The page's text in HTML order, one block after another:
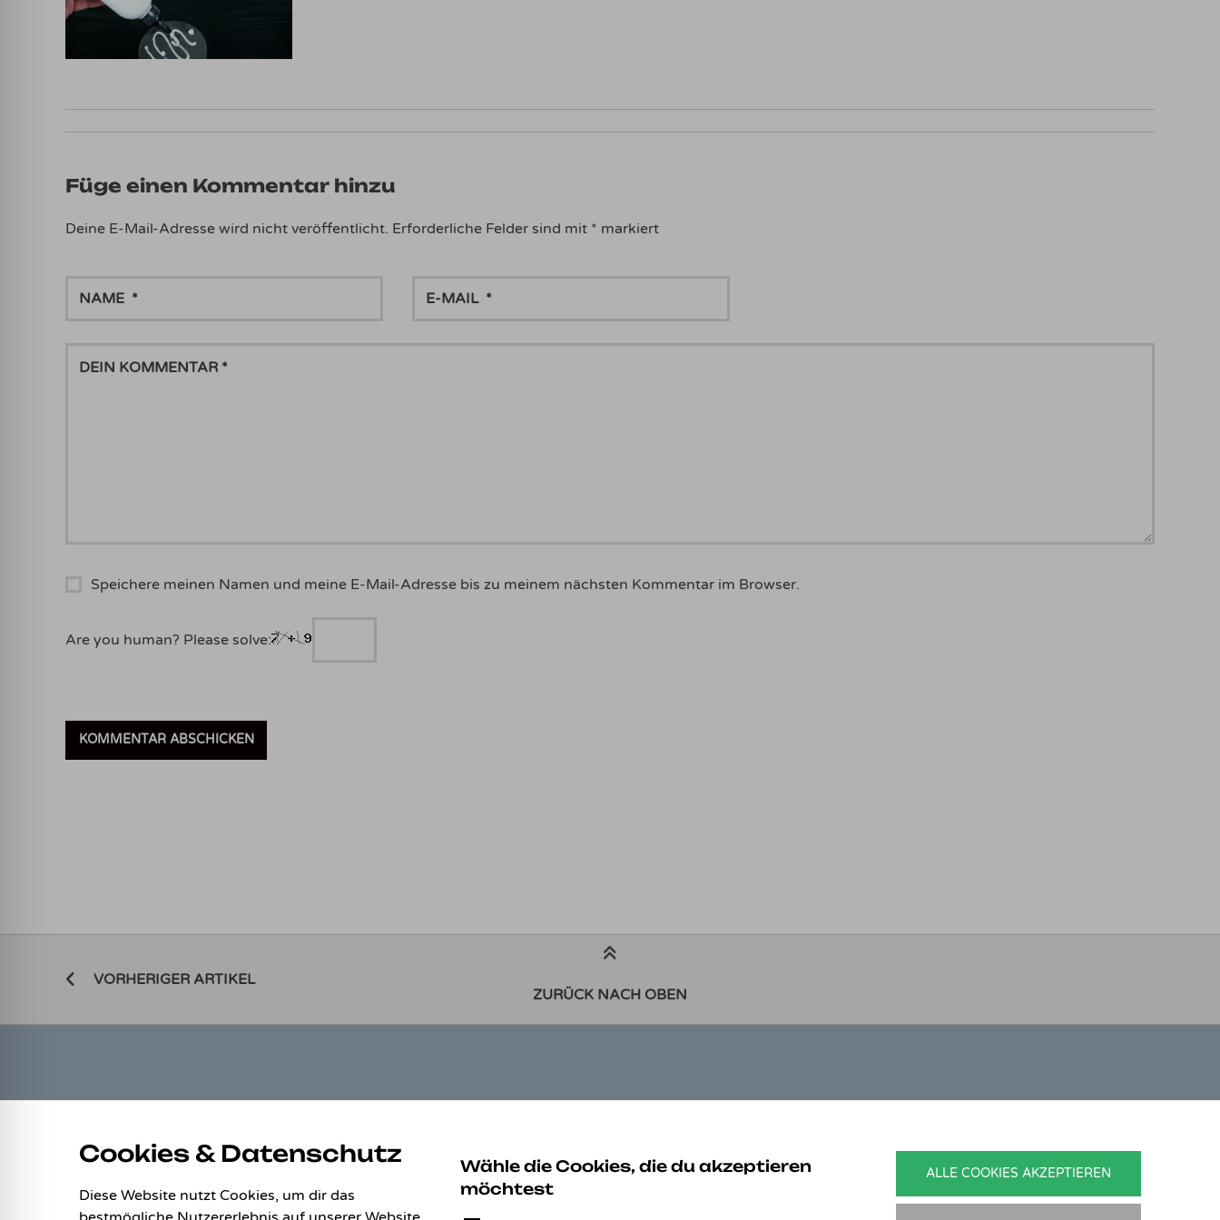
Füge einen Kommentar hinzu
Deine E-Mail-Adresse wird nicht veröffentlicht. Erforderliche Felder sind mit * markiert
MAIL
KOMMENTAR
Speichere meinen Namen und meine E-Mail-Adresse bis zu meinem nächsten Kommentar im Browser.
Are you human? Please solve:
VORHERIGER ARTIKEL
ZURÜCK NACH OBEN
Allgemeine Geschäftsbedingungen
Impressum
Benedikt Stelzner
Autopflege Stelzner
Cookies & Datenschutz
Diese Website nutzt Cookies, um dir das
Wähle die Cookies, die du akzeptieren
möchtest
ALLE COOKIES AKZEPTIEREN